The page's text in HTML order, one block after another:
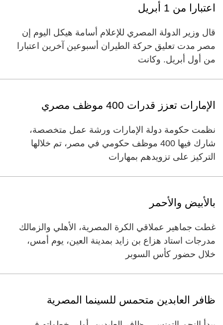
اعتبارا من 1 أبريل
قال وزير الدولة المصري للإعلام أسامة هيكل اليوم إن
مصر مدت تعليق حركة الطيران أسبوعين آخرين اعتبارا
من أول أبريل. وكانت
الإمارات تعزز قدرات 400 موظف مصري
نظمت حكومة دولة الإمارات ورشة عمل متخصصة،
شارك فيها 400 موظف حكومي في مصر، تم خلالها
التركيز على تزويدهم بمهارات
بالأبيض والأحمر
غطت جماهير عملاقي الكرة المصرية، الأهلي والزمالك
مدرجات استاد هزاع بن زايد بمدينة العين، يوم أمس،
خلال حضور كأس السوبر
ظافر العابدين متحمس للسينما المصرية